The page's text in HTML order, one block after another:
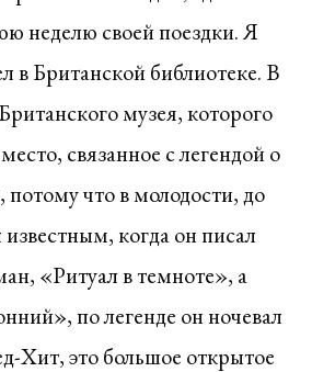
неделю своей поездки. Я
в Британской библиотеке. В
музея, которого
связанное с легендой о
что в молодости, до
известным, когда он писал
«Ритуал в темноте», а
по легенде он ночевал
Хит, это большое открытое